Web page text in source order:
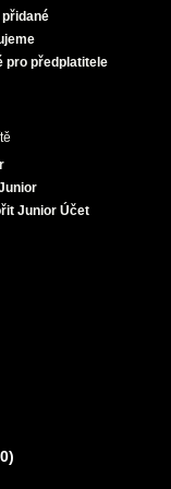
přidané
pro předplatitele
Junior Účet